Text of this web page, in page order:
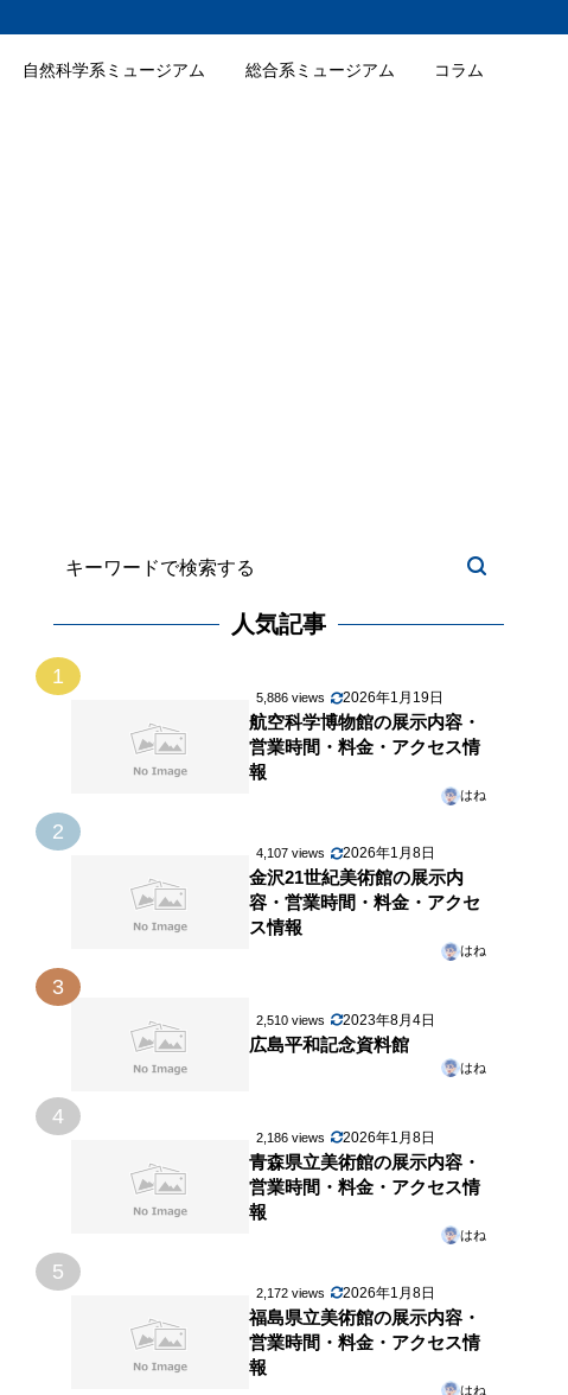
自然科学系ミュージアム 総合系ミュージアム コラム
人気記事
1
5,886 views 2026年1月19日
航空科学博物館の展示内容・
営業時間・料金・アクセス情
報
はね
2
4,107 views 2026年1月8日
金沢21世紀美術館の展示内
容・営業時間・料金・アクセ
ス情報
はね
3
2,510 views 2023年8月4日
広島平和記念資料館
はね
4
2,186 views 2026年1月8日
青森県立美術館の展示内容・
営業時間・料金・アクセス情
報
はね
5
2,172 views 2026年1月8日
福島県立美術館の展示内容・
営業時間・料金・アクセス情
報
はね